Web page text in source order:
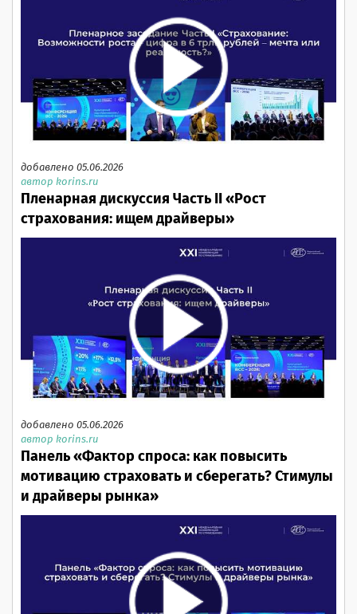
добавлено 05.06.2026
автор korins.ru
Пленарная дискуссия Часть II «Рост
страхования: ищем драйверы»
добавлено 05.06.2026
автор korins.ru
Панель «Фактор спроса: как повысить
мотивацию страховать и сберегать? Стимулы
и драйверы рынка»